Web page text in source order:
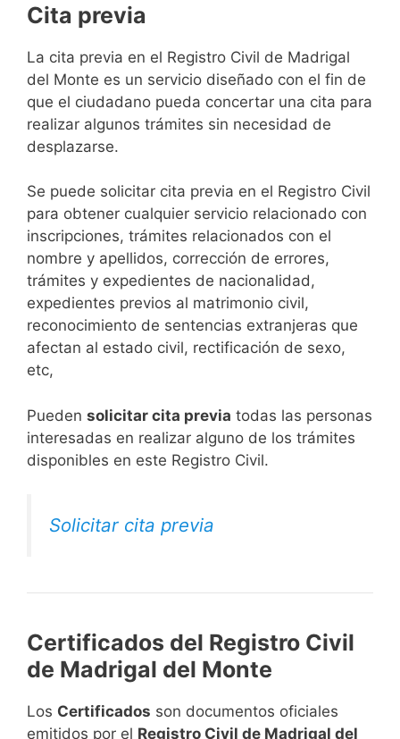
Cita previa
​​​​​​​​​​​​​​​​​​​​​​​​​​​​La cita previa en el Registro Civil de Madrigal
del Monte es un servicio diseñado con el fin de
que el ciudadano pueda concertar una cita para
realizar algunos trámites sin necesidad de
desplazarse.​
Se puede solicitar cita previa en el Registro Civil
para obtener cualquier servicio relacionado con
inscripciones, trámites relacionados con el
nombre y apellidos, corrección de errores,
trámites y expedientes de nacionalidad,
expedientes previos al matrimonio civil,
reconocimiento de sentencias extranjeras que
afectan al estado civil, rectificación de sexo,
etc,
​Pueden solicitar cita previa todas las personas
interesadas en realizar alguno de los trámites
disponibles en este Registro Civil.​
Solicitar cita previa
Certificados del Registro Civil
de Madrigal del Monte
Los Certificados son documentos oficiales
emitidos por el Registro Civil de Madrigal del